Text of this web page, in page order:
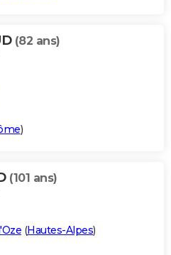
(82 ans)
)
(101 ans)
(Hautes-Alpes)